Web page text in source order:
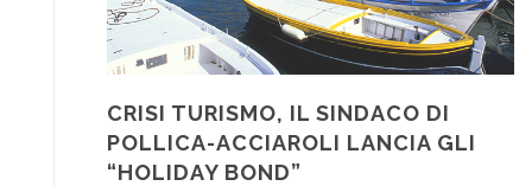
CRISI TURISMO, IL SINDACO DI
POLLICA-ACCIAROLI LANCIA GLI
“HOLIDAY BOND”